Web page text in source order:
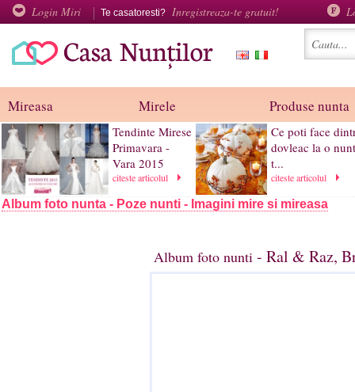
Login Miri Te casatoresti? Inregistreaza-te gratuit!
Mireasa Mirele Produse nunta
Tendinte Mirese
Primavara -
Vara 2015
citeste articolul
Ce poti face
dovleac la o
t...
citeste articolul
Album foto nunta - Poze nunti - Imagini mire si mireasa
Album foto nunti - Ral & Raz,